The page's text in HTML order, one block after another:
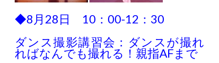
◆8月28日 10：00-12：30
ダンス撮影講習会：ダンスが撮れ
ればなんでも撮れる！親指AFまで